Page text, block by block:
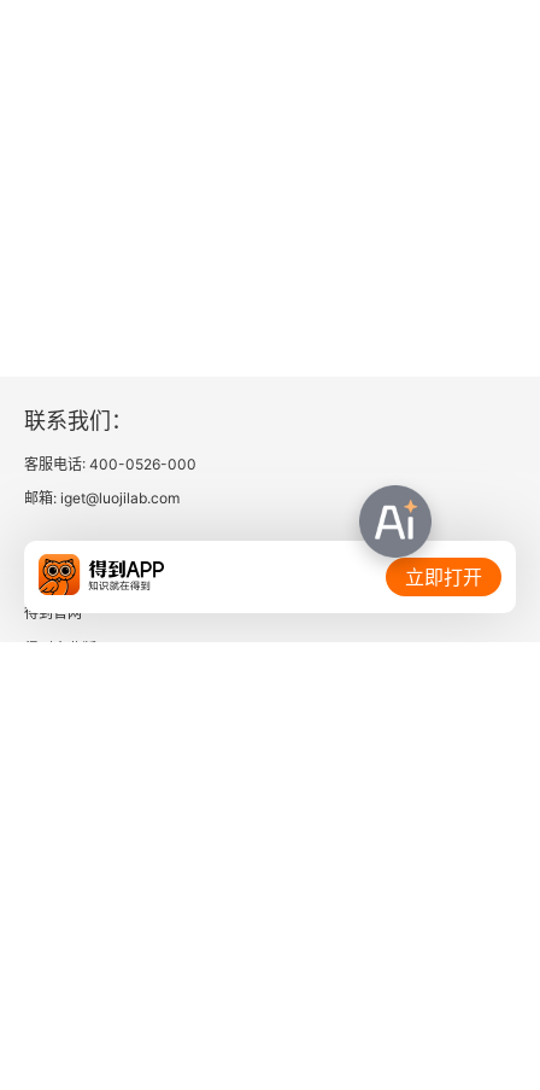
联系我们：
客服电话: 400-0526-000
邮箱: iget@luojilab.com
相关链接：
得到官网
立即打开